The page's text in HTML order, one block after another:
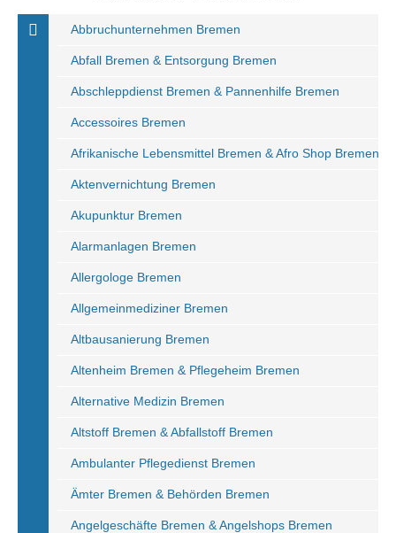
Abbruchunternehmen Bremen
Abfall Bremen & Entsorgung Bremen
Abschleppdienst Bremen & Pannenhilfe Bremen
Accessoires Bremen
Afrikanische Lebensmittel Bremen & Afro Shop Bremen
Aktenvernichtung Bremen
Akupunktur Bremen
Alarmanlagen Bremen
Allergologe Bremen
Allgemeinmediziner Bremen
Altbausanierung Bremen
Altenheim Bremen & Pflegeheim Bremen
Alternative Medizin Bremen
Altstoff Bremen & Abfallstoff Bremen
Ambulanter Pflegedienst Bremen
Ämter Bremen & Behörden Bremen
Angelgeschäfte Bremen & Angelshops Bremen